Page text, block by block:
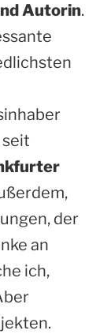
Autorin.
der
an
ich,